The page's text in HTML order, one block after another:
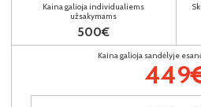
Kaina galioja individualiems
užsakymams
500€
Kaina galioja sandėlyje